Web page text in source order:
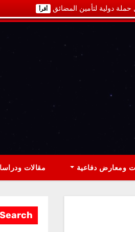
حملة دولية لتأمين المضائق أقرأ
ومعارض دفاعية مقالات
Search